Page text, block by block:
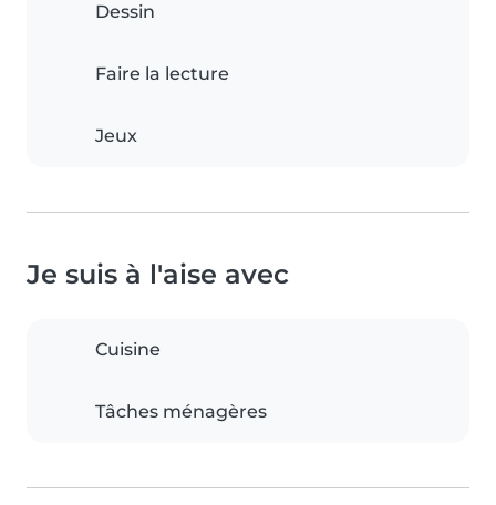
Dessin
Faire la lecture
Jeux
Je suis à l'aise avec
Cuisine
Tâches ménagères